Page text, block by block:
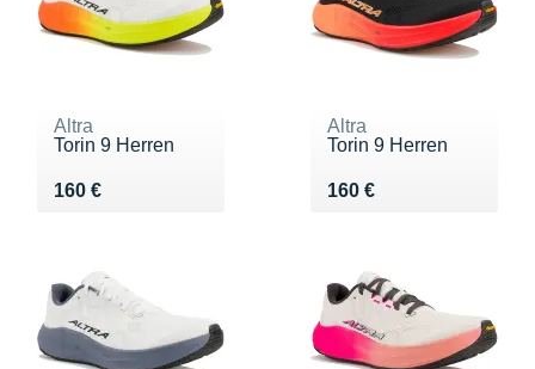
Altra
Torin 9 Herren
160 €
Vendu 160 €
Altra
Torin 9 Herren
160 €
Vendu 160 €